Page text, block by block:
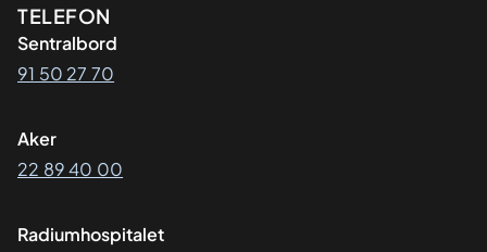
Kontaktinformasjon
TELEFON
Sentralbord
91 50 27 70
Aker
22 89 40 00
Radiumhospitalet